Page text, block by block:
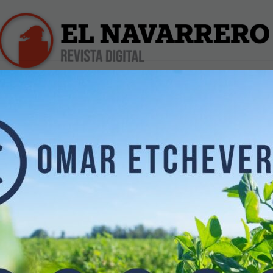
Actualidad